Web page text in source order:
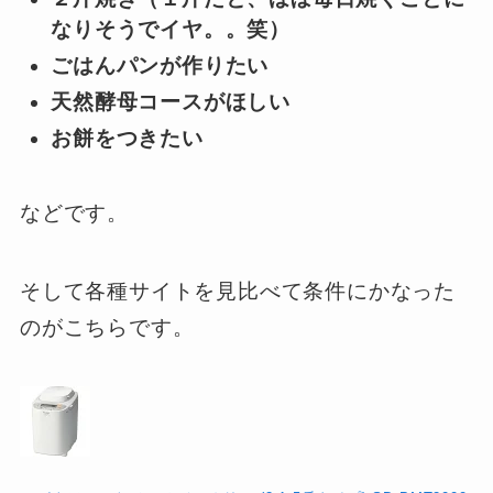
なりそうでイヤ。。笑）
ごはんパンが作りたい
天然酵母コースがほしい
お餅をつきたい
などです。
そして各種サイトを見比べて条件にかなった
のがこちらです。